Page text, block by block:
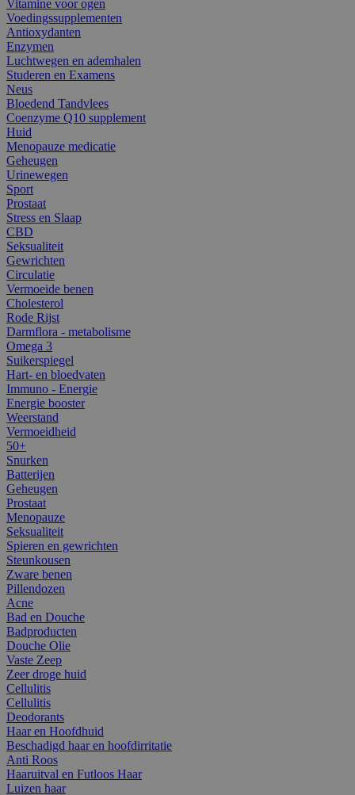
Vitamine voor ogen
Voedingssupplementen
Antioxydanten
Enzymen
Luchtwegen en ademhalen
Studeren en Examens
Neus
Bloedend Tandvlees
Coenzyme Q10 supplement
Huid
Menopauze medicatie
Geheugen
Urinewegen
Sport
Prostaat
Stress en Slaap
CBD
Seksualiteit
Gewrichten
Circulatie
Vermoeide benen
Cholesterol
Rode Rijst
Darmflora - metabolisme
Omega 3
Suikerspiegel
Hart- en bloedvaten
Immuno - Energie
Energie booster
Weerstand
Vermoeidheid
50+
Snurken
Batterijen
Geheugen
Prostaat
Menopauze
Seksualiteit
Spieren en gewrichten
Steunkousen
Zware benen
Pillendozen
Acne
Bad en Douche
Badproducten
Douche Olie
Vaste Zeep
Zeer droge huid
Cellulitis
Cellulitis
Deodorants
Haar en Hoofdhuid
Beschadigd haar en hoofdirritatie
Anti Roos
Haaruitval en Futloos Haar
Luizen haar